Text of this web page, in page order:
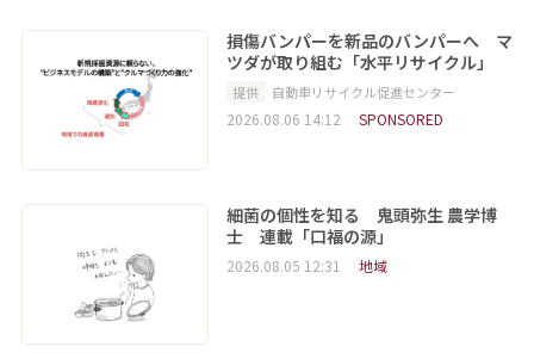
損傷バンパーを新品のバンパーへ マ
ツダが取り組む「水平リサイクル」
提供 自動車リサイクル促進センター
2026.08.06 14:12 SPONSORED
細菌の個性を知る 鬼頭弥生 農学博
士 連載「口福の源」
2026.08.05 12:31 地域